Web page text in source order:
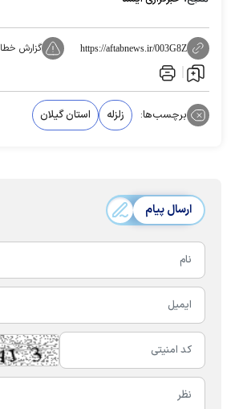
https://aftabnews.ir/003G8Z گزارش خطا
برچسب‌ها: زلزله استان گیلان
ارسال پیام